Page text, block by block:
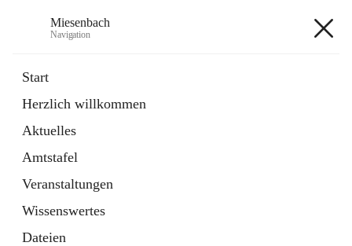
Miesenbach
Navigation
Start
Herzlich willkommen
Aktuelles
Amtstafel
Veranstaltungen
Wissenswertes
Dateien
Externe Webseite
in
Tab
Region Schneebergland
Externe Webseite
öffnet
in
neuem
Tab